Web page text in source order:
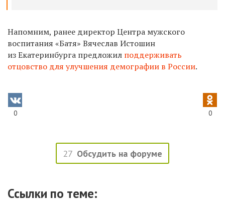
Напомним, ранее директор Центра мужского
воспитания «Батя» Вячеслав Истошин
из Екатеринбурга предложил поддерживать
отцовство для улучшения демографии в России.
0 0
27 Обсудить на форуме
Ссылки по теме: